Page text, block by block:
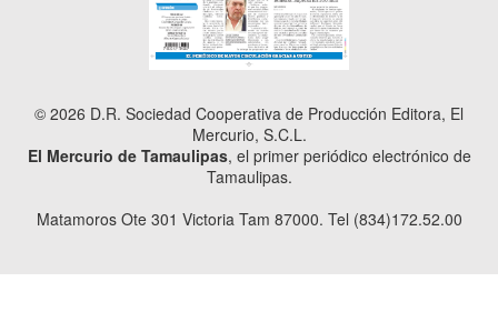
© 2026 D.R. Sociedad Cooperativa de Producción Editora, El
Mercurio, S.C.L.
El Mercurio de Tamaulipas, el primer periódico electrónico de
Tamaulipas.
Matamoros Ote 301 Victoria Tam 87000. Tel (834)172.52.00